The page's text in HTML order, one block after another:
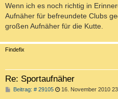
Wenn ich es noch richtig in
Aufnäher für befreundete Clubs
großen Aufnäher für die Kutte.
Findefix
Re: Sportaufnäher
Beitrag: # 29105B 16. November 2010